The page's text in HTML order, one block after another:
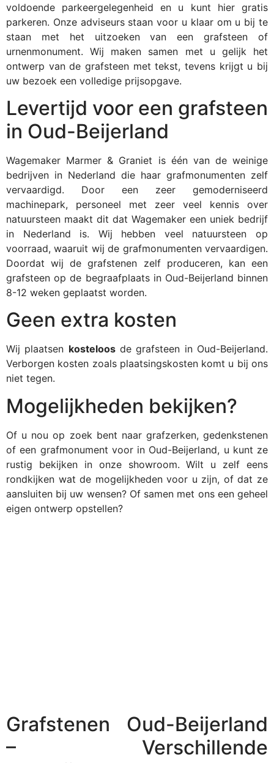
voldoende parkeergelegenheid en u kunt hier gratis
parkeren. Onze adviseurs staan voor u klaar om u bij te
staan met het uitzoeken van een grafsteen of
urnenmonument. Wij maken samen met u gelijk het
ontwerp van de grafsteen met tekst, tevens krijgt u bij
uw bezoek een volledige prijsopgave.
Levertijd voor een grafsteen
in Oud-Beijerland
Wagemaker Marmer & Graniet is één van de weinige
bedrijven in Nederland die haar grafmonumenten zelf
vervaardigd. Door een zeer gemoderniseerd
machinepark, personeel met zeer veel kennis over
natuursteen maakt dit dat Wagemaker een uniek bedrijf
in Nederland is. Wij hebben veel natuursteen op
voorraad, waaruit wij de grafmonumenten vervaardigen.
Doordat wij de grafstenen zelf produceren, kan een
grafsteen op de begraafplaats in Oud-Beijerland binnen
8-12 weken geplaatst worden.
Geen extra kosten
Wij plaatsen kosteloosde grafsteen in Oud-Beijerland.
Verborgen kosten zoals plaatsingskosten komt u bij ons
niet tegen.
Mogelijkheden bekijken?
Of u nou op zoek bent naar grafzerken, gedenkstenen
of een grafmonument voor in Oud-Beijerland, u kunt ze
rustig bekijken in onze showroom. Wilt u zelf eens
rondkijken wat de mogelijkheden voor u zijn, of dat ze
aansluiten bij uw wensen? Of samen met ons een geheel
eigen ontwerp opstellen?
Grafstenen Oud-Beijerland
– Verschillende